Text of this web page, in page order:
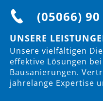
(05066)
UNSERE
Unsere vielfältigen
effektive Lösungen
Bausanierungen.
jahrelange Expertise